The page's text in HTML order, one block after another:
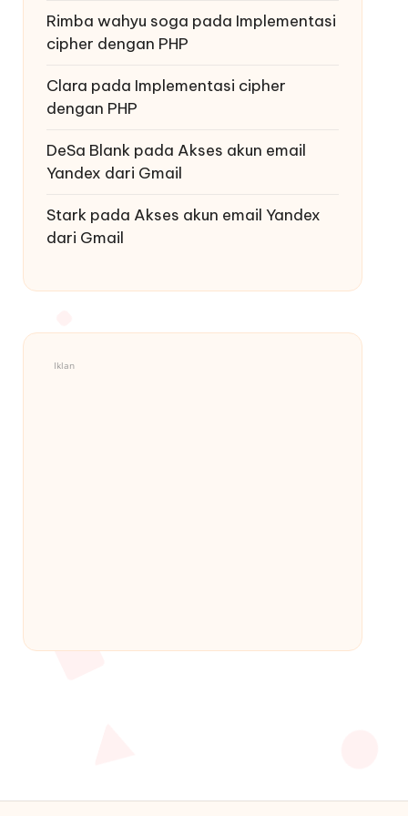
Rimba wahyu soga pada Implementasi
cipher dengan PHP
Clara pada Implementasi cipher
dengan PHP
DeSa Blankpada Akses akun email
Yandex dari Gmail
Starkpada Akses akun email Yandex
dari Gmail
Iklan